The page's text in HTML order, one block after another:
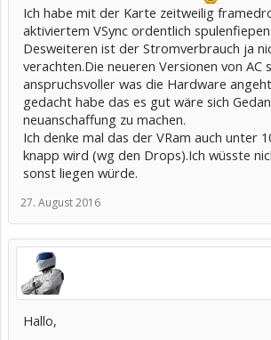
Ich habe mit der Karte zeitweilig
aktiviertem VSync ordentlich spulenfiepen.
Desweiteren ist der Stromverbrauch ja
verachten.Die neueren Versionen von AC
anspruchsvoller was die Hardware
gedacht habe das es gut wäre sich
neuanschaffung zu machen.
Ich denke mal das der VRam auch unter
knapp wird (wg den Drops).Ich wüsste
sonst liegen würde.
27. August 2016
Hallo,